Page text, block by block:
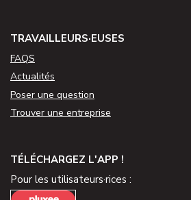
TRAVAILLEURS·EUSES
FAQS
Actualités
Poser une question
Trouver une entreprise
TÉLÉCHARGEZ L'APP !
Pour les utilisateurs·rices :